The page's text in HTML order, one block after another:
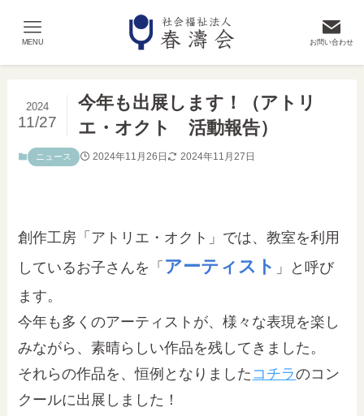
お問い合わせ
MENU
今年も出展します！（アトリ
エ・オクト 活動報告）
2024
11/27
ニュース 2024年11月26日 2024年11月27日
創作工房「アトリエ・オクト」では、教室を利用
しているお子さんを「 アーティスト 」と呼び
ます。
今年も多くのアーティストが、様々な表現を楽し
みながら、素晴らしい作品を残してきました。
それらの作品を、恒例となりました コチラのコン
クールに出展しました！